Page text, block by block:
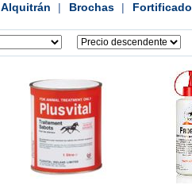
Alquitrán | Brochas |